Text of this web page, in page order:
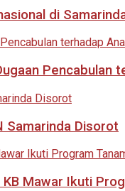
di
Pencabulan
Samarinda Disorot
Mawar Ikuti